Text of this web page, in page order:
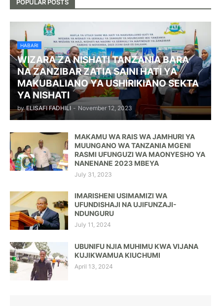
POPULAR POSTS
HABARI
WIZARA ZA NISHATI TANZANIA BARA
NA ZANZIBAR ZATIA SAINI HATI YA
MAKUBALIANO YA USHIRIKIANO SEKTA
YA NISHATI
by ELISAFI FADHILI - November 12, 2023
MAKAMU WA RAIS WA JAMHURI YA
MUUNGANO WA TANZANIA MGENI
RASMI UFUNGUZI WA MAONYESHO YA
NANENANE 2023 MBEYA
July 31, 2023
IMARISHENI USIMAMIZI WA
UFUNDISHAJI NA UJIFUNZAJI-
NDUNGURU
July 11, 2024
UBUNIFU NJIA MUHIMU KWA VIJANA
KUJIKWAMUA KIUCHUMI
April 13, 2024